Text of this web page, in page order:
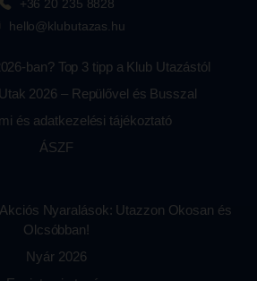
+36 20 235 8828
hello@klubutazas.hu
ban? Top 3 tipp a Klub Utazástól
2026 – Repülővel és Busszal
és adatkezelési tájékoztató
ÁSZF
Nyaralások: Utazzon Okosan és
Olcsóbban!
Nyár 2026